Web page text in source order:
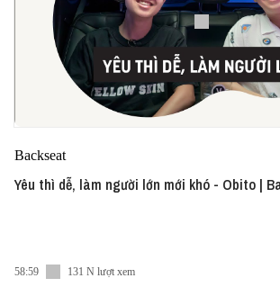
Backseat
Yêu thì dễ, làm người lớn mới khó - Obito |
58:59 131 N lượt xem